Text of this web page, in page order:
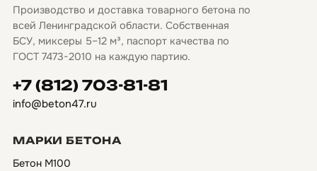
Производство и доставка товарного бетона по
всей Ленинградской области. Собственная
БСУ, миксеры 5–12 м³, паспорт качества по
ГОСТ 7473-2010 на каждую партию.
+7 (812) 703-81-81
info@beton47.ru
МАРКИ БЕТОНА
Бетон М100